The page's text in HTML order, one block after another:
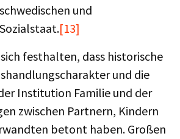
und
[13]
festhalten, dass historische
und die
Institution Familie und der
zwischen Partnern, Kindern
betont haben. Großen